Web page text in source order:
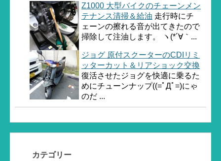
Z1000 大型バイクのチェーンメン
テナンス清掃＆給油 走行時にチ
ェーンの擦れる音が出てきたので
掃除して注油します。 ヽ(*´∀｀...
ジョグ 原付スクーターのCDIリミ
ッターカット＆リアショック交換
復活させたジョグを快適に乗るた
めにチューンナップ((=ﾟДﾟ=)にゃ
のだ ...
カテゴリー